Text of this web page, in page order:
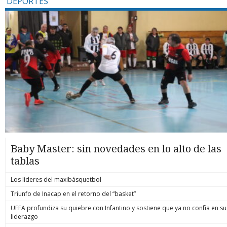
Baby Master: sin novedades en lo alto de las
tablas
Los líderes del maxibásquetbol
Triunfo de Inacap en el retorno del “basket”
UEFA profundiza su quiebre con Infantino y sostiene que ya no confía en su
liderazgo